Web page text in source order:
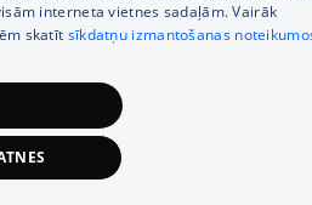
interneta vietnes sadaļām. Vairāk
skatīt sīkdatņu izmantošanas